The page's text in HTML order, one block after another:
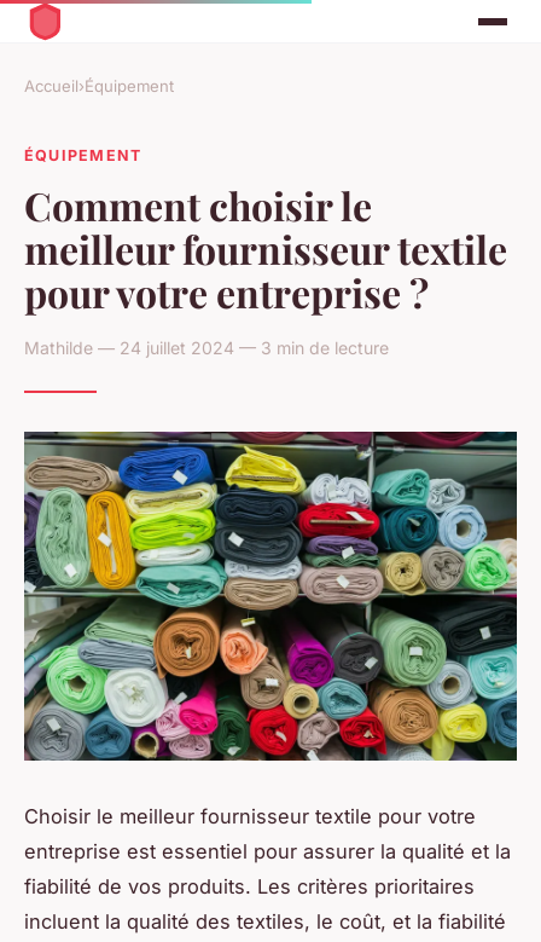
Accueil›Équipement
ÉQUIPEMENT
Comment choisir le
meilleur fournisseur textile
pour votre entreprise ?
Mathilde — 24 juillet 2024 — 3 min de lecture
Choisir le meilleur fournisseur textile pour votre
entreprise est essentiel pour assurer la qualité et la
fiabilité de vos produits. Les critères prioritaires
incluent la qualité des textiles, le coût, et la fiabilité